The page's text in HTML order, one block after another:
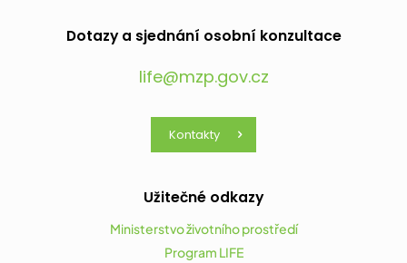
Dotazy a sjednání osobní konzultace
life@mzp.gov.cz
Kontakty
Užitečné odkazy
Ministerstvo životního prostředí
Program LIFE